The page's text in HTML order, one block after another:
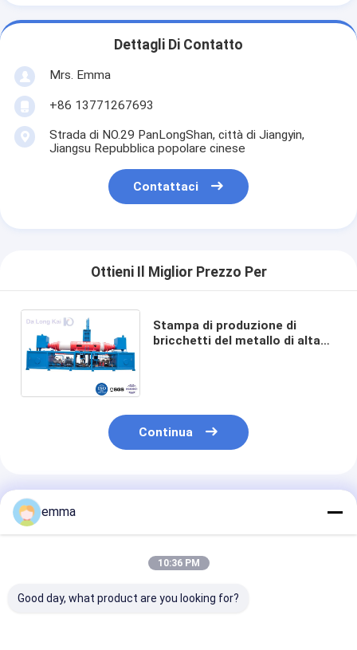
Dettagli Di Contatto
Mrs. Emma
+86 13771267693
Strada di NO.29 PanLongShan, città di Jiangyin,
Jiangsu Repubblica popolare cinese
Contattaci
Ottieni Il Miglior Prezzo Per
Stampa di produzione di
bricchetti del metallo di alta
Continua
Prodotti Raccomandati
emma
10:36 PM
Good day, what product are you looking for?